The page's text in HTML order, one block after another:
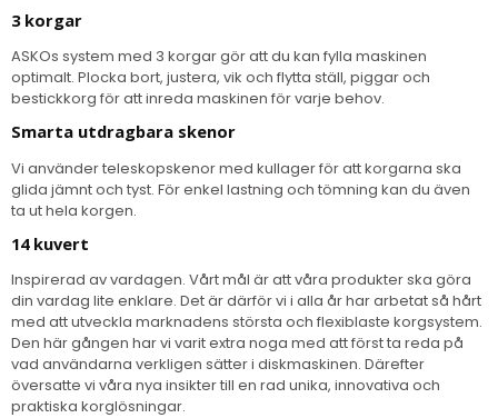
3 korgar
ASKOs system med 3 korgar gör att du kan fylla maskinen
optimalt. Plocka bort, justera, vik och flytta ställ, piggar och
bestickkorg för att inreda maskinen för varje behov.
Smarta utdragbara skenor
Vi använder teleskopskenor med kullager för att korgarna ska
glida jämnt och tyst. För enkel lastning och tömning kan du även
ta ut hela korgen.
14 kuvert
Inspirerad av vardagen. Vårt mål är att våra produkter ska göra
din vardag lite enklare. Det är därför vi i alla år har arbetat så hårt
med att utveckla marknadens största och flexiblaste korgsystem.
Den här gången har vi varit extra noga med att först ta reda på
vad användarna verkligen sätter i diskmaskinen. Därefter
översatte vi våra nya insikter till en rad unika, innovativa och
praktiska korglösningar.